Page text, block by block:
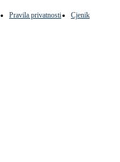
Pravila privatnosti
Cjenik